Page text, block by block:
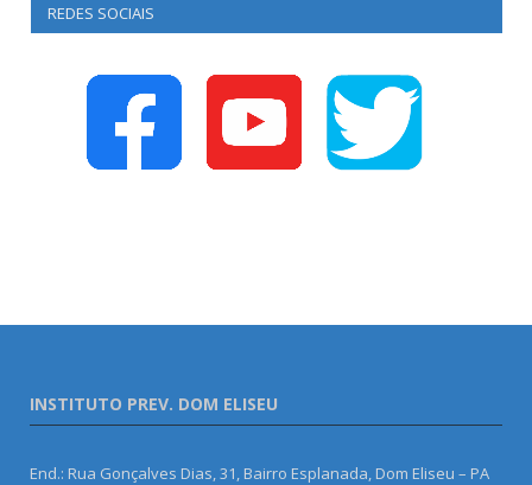
REDES SOCIAIS
INSTITUTO PREV. DOM ELISEU
End.: Rua Gonçalves Dias, 31, Bairro Esplanada, Dom Eliseu – PA